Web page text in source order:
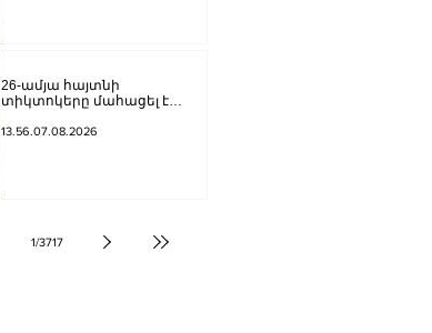
26-ամյա հայտնի
տիկտոկերը մահացել է
13.56.07.08.2026
1/3717